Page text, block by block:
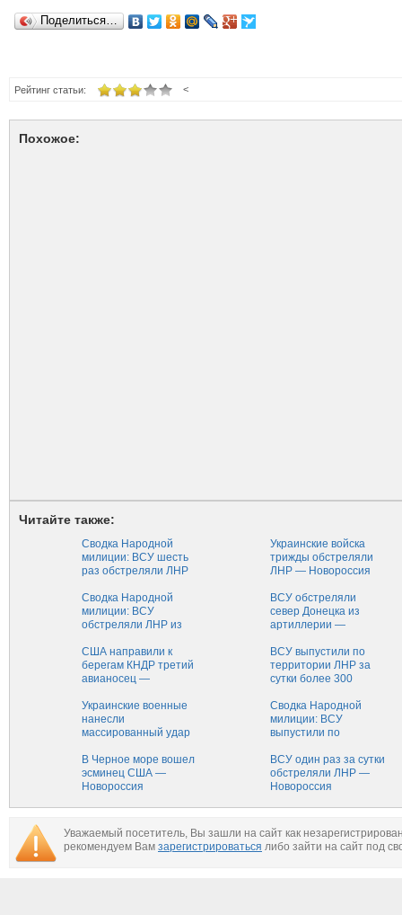
Поделиться…
<
Рейтинг статьи:
Похожое:
Читайте также:
Сводка Народной
милиции: ВСУ шесть
раз обстреляли ЛНР
Украинские войска
трижды обстреляли
ЛНР — Новороссия
Сводка Народной
милиции: ВСУ
обстреляли ЛНР из
гранатометов —
Новороссия
ВСУ обстреляли
север Донецка из
артиллерии —
США направили к
берегам КНДР третий
авианосец —
ВСУ выпустили по
территории ЛНР за
сутки более 300
Новороссия
Украинские военные
нанесли
массированный удар
минометов и
артиллерии —
Новороссия
Сводка Народной
милиции: ВСУ
выпустили по
более 200 снарядов и
мин — Новороссия
В Черное море вошел
эсминец США —
Новороссия
ВСУ один раз за сутки
обстреляли ЛНР —
Новороссия
Уважаемый посетитель, Вы зашли на сайт как
рекомендуем Вам зарегистрироваться либо зайти на сайт под